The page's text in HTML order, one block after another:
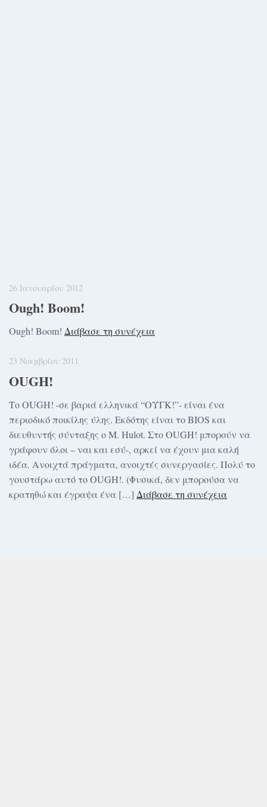
26 Ιανουαρίου 2012
Ough! Boom!
Ough! Boom! Διάβασε τη συνέχεια
23 Νοεμβρίου 2011
OUGH!
Το OUGH! -σε βαριά ελληνικά “ΟΥΓΚ!”- είναι ένα
περιοδικό ποικίλης ύλης. Εκδότης είναι το BIOS και
διευθυντής σύνταξης ο M. Hulot. Στο OUGH! μπορούν να
γράφουν όλοι – ναι και εσύ-, αρκεί να έχουν μια καλή
ιδέα. Ανοιχτά πράγματα, ανοιχτές συνεργασίες. Πολύ το
γουστάρω αυτό το OUGH!. (Φυσικά, δεν μπορούσα να
κρατηθώ και έγραψα ένα […] Διάβασε τη συνέχεια